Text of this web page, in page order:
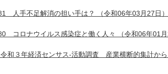
人手不足解消の担い手は？ （令和06年03月27日）
コロナウイルス感染症と働く人々 （令和06年01月
和３年経済センサス-活動調査 産業横断的集計か